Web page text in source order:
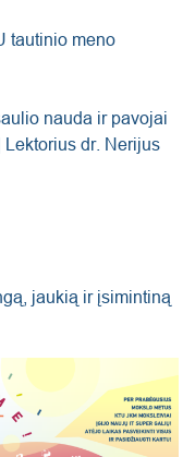
tautinio meno
nauda ir pavojai
Lektorius dr. Nerijus
jaukią ir įsimintiną